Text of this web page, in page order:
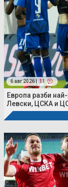
6 авг 2026 | 11
Европа разби
Левски, ЦСКА и